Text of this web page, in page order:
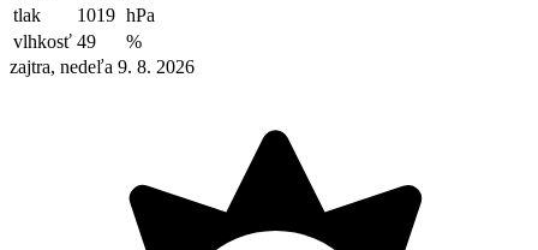
tlak
1019 hPa
vlhkosť 49
%
zajtra, nedeľa 9. 8. 2026